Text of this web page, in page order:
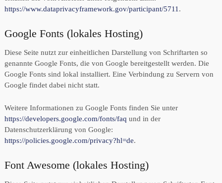
https://www.dataprivacyframework.gov/participant/5711 .
Google Fonts (lokales Hosting)
Diese Seite nutzt zur einheitlichen Darstellung von Schriftarten so
genannte Google Fonts, die von Google bereitgestellt werden. Die
Google Fonts sind lokal installiert. Eine Verbindung zu Servern von
Google findet dabei nicht statt.
Weitere Informationen zu Google Fonts finden Sie unter
https://developers.google.com/fonts/faq und in der
Datenschutzerklärung von Google:
https://policies.google.com/privacy?hl=de.
Font Awesome (lokales Hosting)